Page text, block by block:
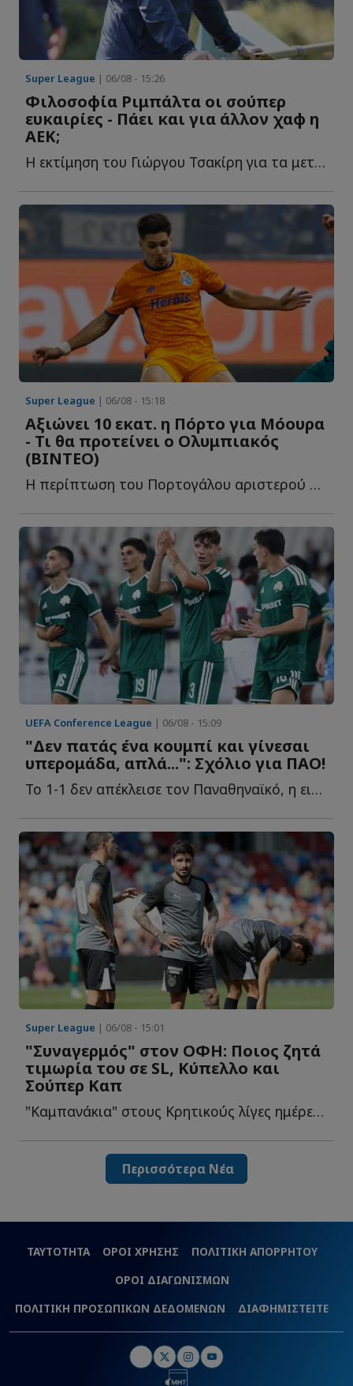
Super League | 06/08 - 15:26
Φιλοσοφία Ριμπάλτα οι σούπερ
ευκαιρίες - Πάει και για άλλον χαφ η
ΑΕΚ;
Η εκτίμηση του Γιώργου Τσακίρη για τα μεταγραφικά της Έ...
Super League | 06/08 - 15:18
Αξιώνει 10 εκατ. η Πόρτο για Μόουρα
- Τι θα προτείνει ο Ολυμπιακός
(ΒΙΝΤΕΟ)
Η περίπτωση του Πορτογάλου αριστερού μπακ βρίσκεται σ...
UEFA Conference League | 06/08 - 15:09
"Δεν πατάς ένα κουμπί και γίνεσαι
υπερομάδα, απλά...": Σχόλιο για ΠΑΟ!
Το 1-1 δεν απέκλεισε τον Παναθηναϊκό, η εικόνα του ήταν κ...
Super League | 06/08 - 15:01
"Συναγερμός" στον ΟΦΗ: Ποιος ζητά
τιμωρία του σε SL, Κύπελλο και
Σούπερ Καπ
"Καμπανάκια" στους Κρητικούς λίγες ημέρες πριν τον τ...
Περισσότερα Νέα
ΤΑΥΤΟΤΗΤΑ ΟΡΟΙ ΧΡΗΣΗΣ
ΠΟΛΙΤΙΚΗ ΑΠΟΡΡΗΤΟΥ
ΟΡΟΙ ΔΙΑΓΩΝΙΣΜΩΝ
ΠΟΛΙΤΙΚΗ ΠΡΟΣΩΠΙΚΩΝ ΔΕΔΟΜΕΝΩΝ
ΔΙΑΦΗΜΙΣΤΕΙΤΕ